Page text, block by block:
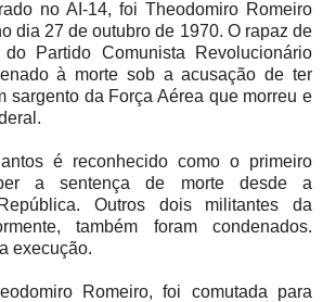
no AI-14, foi Theodomiro Romeiro
dia 27 de outubro de 1970. O rapaz de
Partido Comunista Revolucionário
à morte sob a acusação de ter
sargento da Força Aérea que morreu e
é reconhecido como o primeiro
a sentença de morte desde a
Outros dois militantes da
também foram condenados.
execução.
Romeiro, foi comutada para